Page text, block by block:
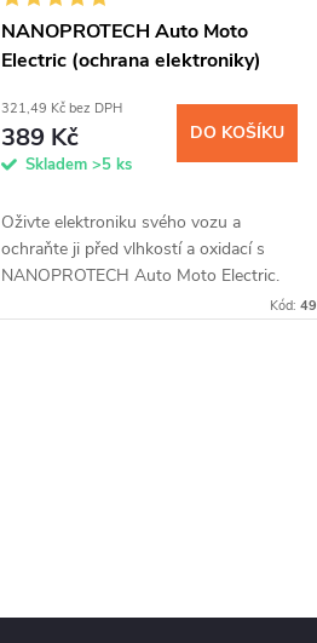
NANOPROTECH Auto Moto
Electric (ochrana elektroniky)
321,49 Kč bez DPH
389 Kč
Skladem >5 ks
DO KOŠÍKU
Oživte elektroniku svého vozu a
ochraňte ji před vlhkostí a oxidací s
NANOPROTECH Auto Moto Electric.
Kód: 49